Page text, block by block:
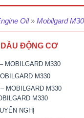
Oil » Mobilgard M30
ĐỘNG CƠ
MOBILGARD M330
M330
MOBILGARD M330
M330
NGHỊ